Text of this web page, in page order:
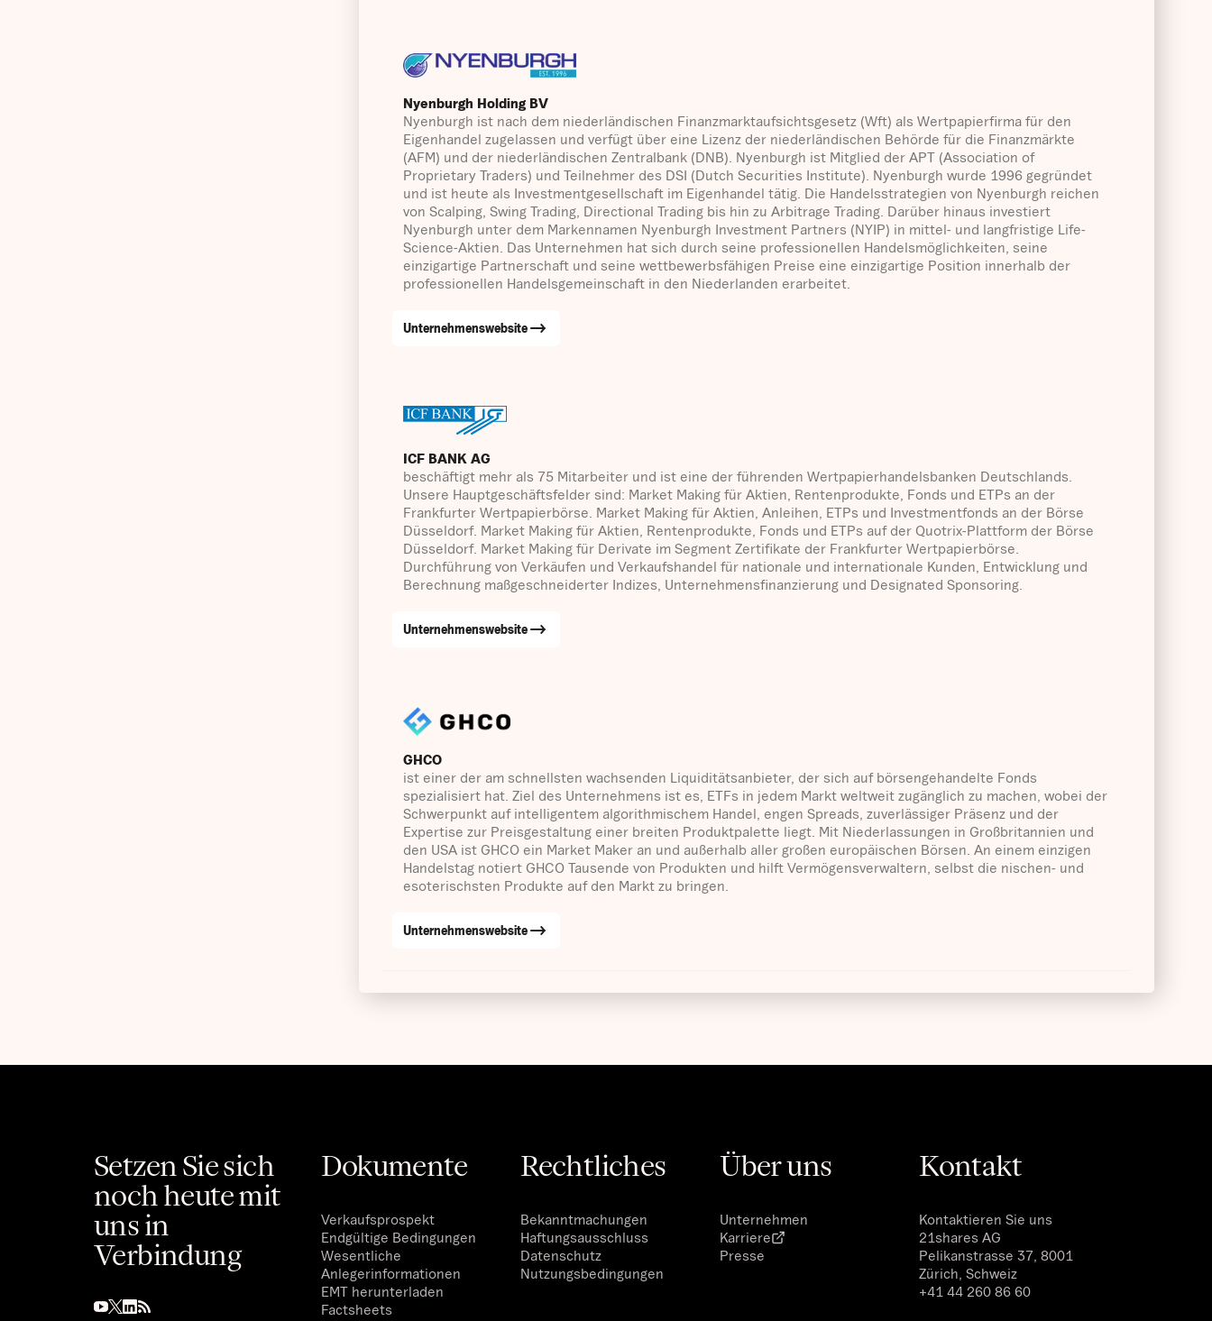
Nyenburgh Holding BV
Nyenburgh ist nach dem niederländischen Finanzmarktaufsichtsgesetz (Wft) als Wertpapierfirma für den
Eigenhandel zugelassen und verfügt über eine Lizenz der niederländischen Behörde für die Finanzmärkte
(AFM) und der niederländischen Zentralbank (DNB). Nyenburgh ist Mitglied der APT (Association of
Proprietary Traders) und Teilnehmer des DSI (Dutch Securities Institute). Nyenburgh wurde 1996 gegründet
und ist heute als Investmentgesellschaft im Eigenhandel tätig. Die Handelsstrategien von Nyenburgh reichen
von Scalping, Swing Trading, Directional Trading bis hin zu Arbitrage Trading. Darüber hinaus investiert
Nyenburgh unter dem Markennamen Nyenburgh Investment Partners (NYIP) in mittel- und langfristige Life-
Science-Aktien. Das Unternehmen hat sich durch seine professionellen Handelsmöglichkeiten, seine
einzigartige Partnerschaft und seine wettbewerbsfähigen Preise eine einzigartige Position innerhalb der
professionellen Handelsgemeinschaft in den Niederlanden erarbeitet.
Unternehmenswebsite
ICF BANK AG
beschäftigt mehr als 75 Mitarbeiter und ist eine der führenden Wertpapierhandelsbanken Deutschlands.
Unsere Hauptgeschäftsfelder sind: Market Making für Aktien, Rentenprodukte, Fonds und ETPs an der
Frankfurter Wertpapierbörse. Market Making für Aktien, Anleihen, ETPs und Investmentfonds an der Börse
Düsseldorf. Market Making für Aktien, Rentenprodukte, Fonds und ETPs auf der Quotrix-Plattform der Börse
Düsseldorf. Market Making für Derivate im Segment Zertifikate der Frankfurter Wertpapierbörse.
Durchführung von Verkäufen und Verkaufshandel für nationale und internationale Kunden, Entwicklung und
Berechnung maßgeschneiderter Indizes, Unternehmensfinanzierung und Designated Sponsoring.
Unternehmenswebsite
GHCO
ist einer der am schnellsten wachsenden Liquiditätsanbieter, der sich auf börsengehandelte Fonds
spezialisiert hat. Ziel des Unternehmens ist es, ETFs in jedem Markt weltweit zugänglich zu machen, wobei der
Schwerpunkt auf intelligentem algorithmischem Handel, engen Spreads, zuverlässiger Präsenz und der
Expertise zur Preisgestaltung einer breiten Produktpalette liegt. Mit Niederlassungen in Großbritannien und
den USA ist GHCO ein Market Maker an und außerhalb aller großen europäischen Börsen. An einem einzigen
Handelstag notiert GHCO Tausende von Produkten und hilft Vermögensverwaltern, selbst die nischen- und
esoterischsten Produkte auf den Markt zu bringen.
Unternehmenswebsite
Setzen Sie sich
noch heute mit
uns in
Verbindung
Dokumente
Verkaufsprospekt
Endgültige Bedingungen
Wesentliche
Anlegerinformationen
EMT herunterladen
Factsheets
Rechtliches
Bekanntmachungen
Haftungsausschluss
Datenschutz
Nutzungsbedingungen
Über uns
Unternehmen
Karriere
Presse
Kontakt
Kontaktieren Sie uns
21shares AG
Pelikanstrasse 37, 8001
Zürich, Schweiz
+41 44 260 86 60